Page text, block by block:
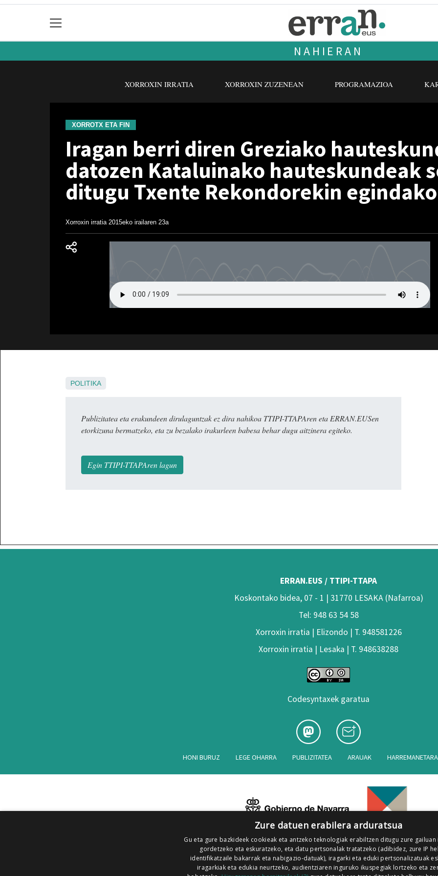
NAHIERAN
XORROXIN IRRATIA XORROXIN ZUZENEAN PROGRAMAZIOA
XORROTX ETA FIN
Iragan berri diren Greziako
datozen Kataluinako hauteskundeak
ditugu Txente Rekondorekin
Xorroxin irratia 2015eko irailaren 23a
POLITIKA
Publizitatea eta erakundeen dirulaguntzak ez dira nahikoa TTIPI-TTAPAren eta ERRAN.EUSen
etorkizuna bermatzeko, eta zu bezalako irakurleen babesa behar dugu aitzinera egiteko.
Egin TTIPI-TTAPAren lagun
ERRAN.EUS / TTIPI-TTAPA
Koskontako bidea, 07 - 1 | 31770 LESAKA (Nafarroa)
Tel: 948 63 54 58
Xorroxin irratia | Elizondo | T. 948581226
Xorroxin irratia | Lesaka | T. 948638288
Codesyntaxek garatua
HONI BURUZ LEGE OHARRA PUBLIZITATEA ARAUAK
Zure datuen erabilera arduratsua
Gu eta gure bazkideek cookieak eta antzeko teknologiak erabiltzen ditugu zure
gordetzeko eta eskuratzeko, eta datu pertsonalak tratatzeko (adibidez, zure IP
identifikatzaile bakarrak eta nabigazio-datuak), iragarki eta eduki pertsonalizatuak
iragarkiak eta edukia neurtzeko, audientziaren inguruko ikuspegiak lortzeko eta